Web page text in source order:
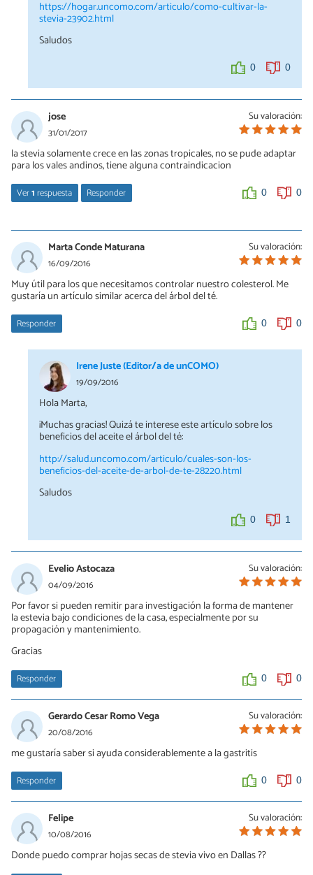
https://hogar.uncomo.com/articulo/como-cultivar-la-
stevia-23902.html
Saludos
0 0
Su valoración:
jose
31/01/2017
la stevia solamente crece en las zonas tropicales, no se pude adaptar
para los vales andinos, tiene alguna contraindicacion
Ver1respuesta Responder 0 0
19/06/2017
En La Zona Andina Venezolana Tropical De 30 Gados Se Podra
Cultivar?
Su valoración:
Marta Conde Maturana
16/09/2016
Muy útil para los que necesitamos controlar nuestro colesterol. Me
gustaría un artículo similar acerca del árbol del té.
Responder 0 0
Irene Juste (Editor/a de unCOMO)
19/09/2016
Hola Marta,
¡Muchas gracias! Quizá te interese este artículo sobre los
beneficios del aceite el árbol del té:
http://salud.uncomo.com/articulo/cuales-son-los-
beneficios-del-aceite-de-arbol-de-te-28220.html
Saludos
0 1
Su valoración:
Evelio Astocaza
04/09/2016
Por favor si pueden remitir para investigación la forma de mantener
la estevia bajo condiciones de la casa, especialmente por su
propagación y mantenimiento.
Gracias
Responder 0 0
Su valoración:
Gerardo Cesar Romo Vega
20/08/2016
me gustaría saber si ayuda considerablemente a la gastritis
Responder 0 0
Su valoración:
Felipe
10/08/2016
Donde puedo comprar hojas secas de stevia vivo en Dallas ??